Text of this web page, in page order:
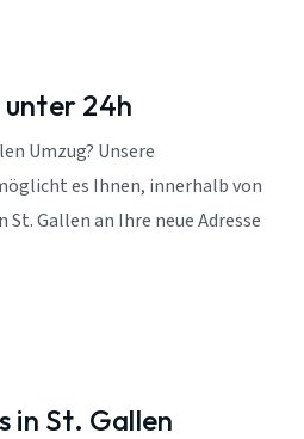
unter 24h
Umzug? Unsere
es Ihnen, innerhalb von
St. Gallen an Ihre neue Adresse
in St. Gallen